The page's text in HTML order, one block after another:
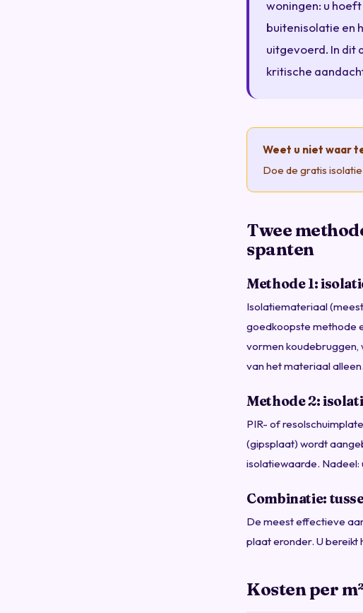
woningen: u
buitenisolatie en
uitgevoerd. In dit
kritische
Weet u niet waar
Doe de gratis
Twee
spanten
Methode 1:
Isolatiemateriaal
goedkoopste methode
vormen koudebruggen,
van het materiaal alleen.
Methode 2:
PIR- of
(gipsplaat) wordt
isolatiewaarde. Nadeel:
Combinatie:
De meest effectieve
plaat eronder. U
Kosten per m²